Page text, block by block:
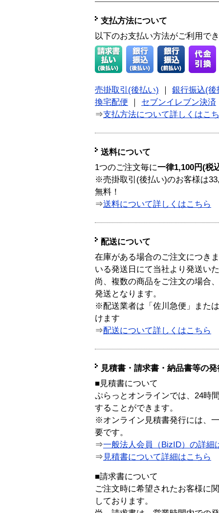
支払方法について
以下のお支払い方法がご利用で
売掛取引(後払い) ｜ 銀行振込(後
換宅配便 ｜ セブンイレブン決済
⇒支払方法について詳しくはこ
送料について
1つのご注文毎に一律1,100円(税
※売掛取引(後払い)のお客様は
無料！
⇒送料について詳しくはこちら
配送について
在庫がある場合のご注文につき
いる発送日にて当社より発送い
尚、複数の商品をご注文の場合
発送となります。
※配送業者は「佐川急便」また
けます
⇒配送について詳しくはこちら
見積書・請求書・納品書等の
■見積書について
ぷらっとオンラインでは、24時
することができます。
※オンライン見積書発行には、
要です。
⇒一般法人会員（BizID）の詳細
⇒ 見積書について詳細はこちら
■請求書について
ご注文時に希望されたお客様に
しております。